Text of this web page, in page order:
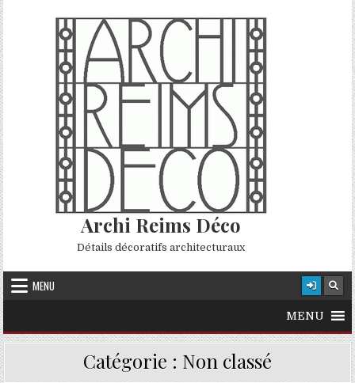
Skip to content
Archi Reims Déco
Détails décoratifs architecturaux
MENU
MENU
Catégorie : Non classé